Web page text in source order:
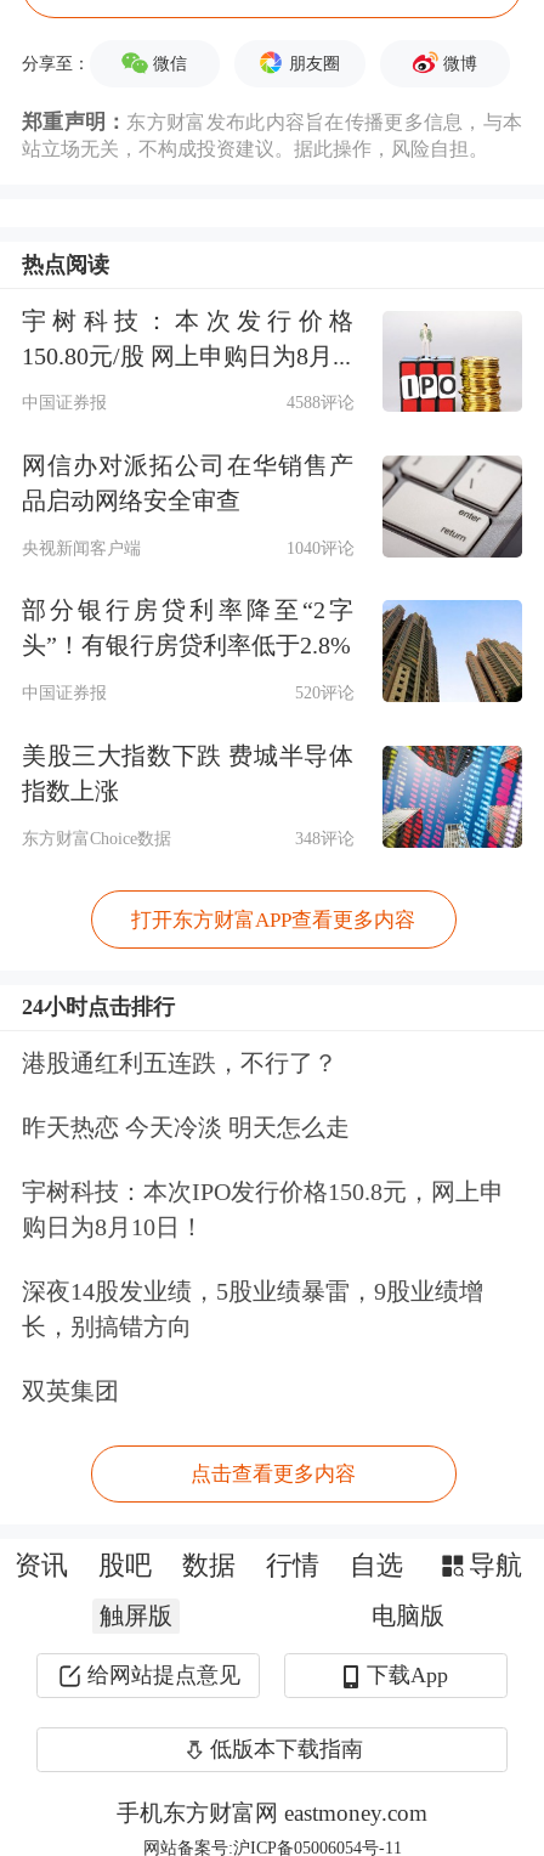
示，经济复苏动能持续增强、新兴产业
加速崛起，资本市场长期向好基本面不
变。私募机构应坚守长期主义，潜心研
究、精准布局，在价值挖掘中筑牢根
机遇，与各界伙伴共拓行业新蓝海。
康祺资产首席顾问何钰祺指出，当前市
场波动加剧，传统策略有效性下降，事
向。
他提示重点关注：美伊谈判进展、特朗
普访华预期、存储芯片话题回暖、创新
药
集中审批、美元贬值与降息节奏等线
索，同时看好
中盘成长股价值洼地与商
品市场结构性机会。
基于市场趋势，私募排排网投研副总监
聚焦量化指增捕捉超额收益，300指
冲突与通胀波动；筑牢红利底仓，凭借
低波动、高分红优势，成为组合压舱
石。
注，均衡搭配才能穿越市场波动。
针对多资产策略中的风险控制与收益挖
资的核心是守住本金，单一资产或单策
成为控制风险、提升收益的关键。
投研中数据量大、赛道分散、研究难度
高的痛点，通过高效处理海量数据
供科学支撑，显著提升投研效率。”他
分享至： 微信 朋友圈 微博
郑重声明： 东方财富发布此内容旨在传播更多信息，与本
站立场无关，不构成投资建议。据此操作，风险自担。
热点阅读
宇树科技：本次发行价格
150.80元/股 网上申购日为8月...
中国证券报 4588评论
网信办对派拓公司在华销售产
品启动网络安全审查
央视新闻客户端 1040评论
部分银行房贷利率降至“2字
头”！有银行房贷利率低于2.8%
中国证券报 520评论
美股三大指数下跌 费城半导体
指数上涨
东方财富Choice数据 348评论
打开东方财富APP查看更多内容
24小时点击排行
港股通红利五连跌，不行了？
昨天热恋 今天冷淡 明天怎么走
宇树科技：本次IPO发行价格150.8元，网上申
购日为8月10日！
深夜14股发业绩，5股业绩暴雷，9股业绩增
长，别搞错方向
双英集团
点击查看更多内容
资讯 股吧 数据 行情 自选 导航
触屏版 电脑版
给网站提点意见 下载App
低版本下载指南
手机东方财富网 eastmoney.com
网站备案号:沪ICP备05006054号-11